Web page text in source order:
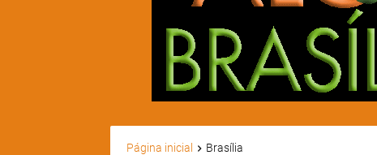
Página inicial Brasília